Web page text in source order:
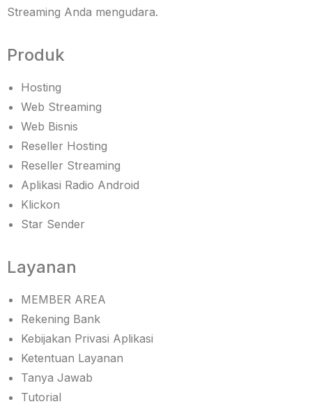
Streaming Anda mengudara.
Produk
Hosting
Web Streaming
Web Bisnis
Reseller Hosting
Reseller Streaming
Aplikasi Radio Android
Klickon
Star Sender
Layanan
MEMBER AREA
Rekening Bank
Kebijakan Privasi Aplikasi
Ketentuan Layanan
Tanya Jawab
Tutorial